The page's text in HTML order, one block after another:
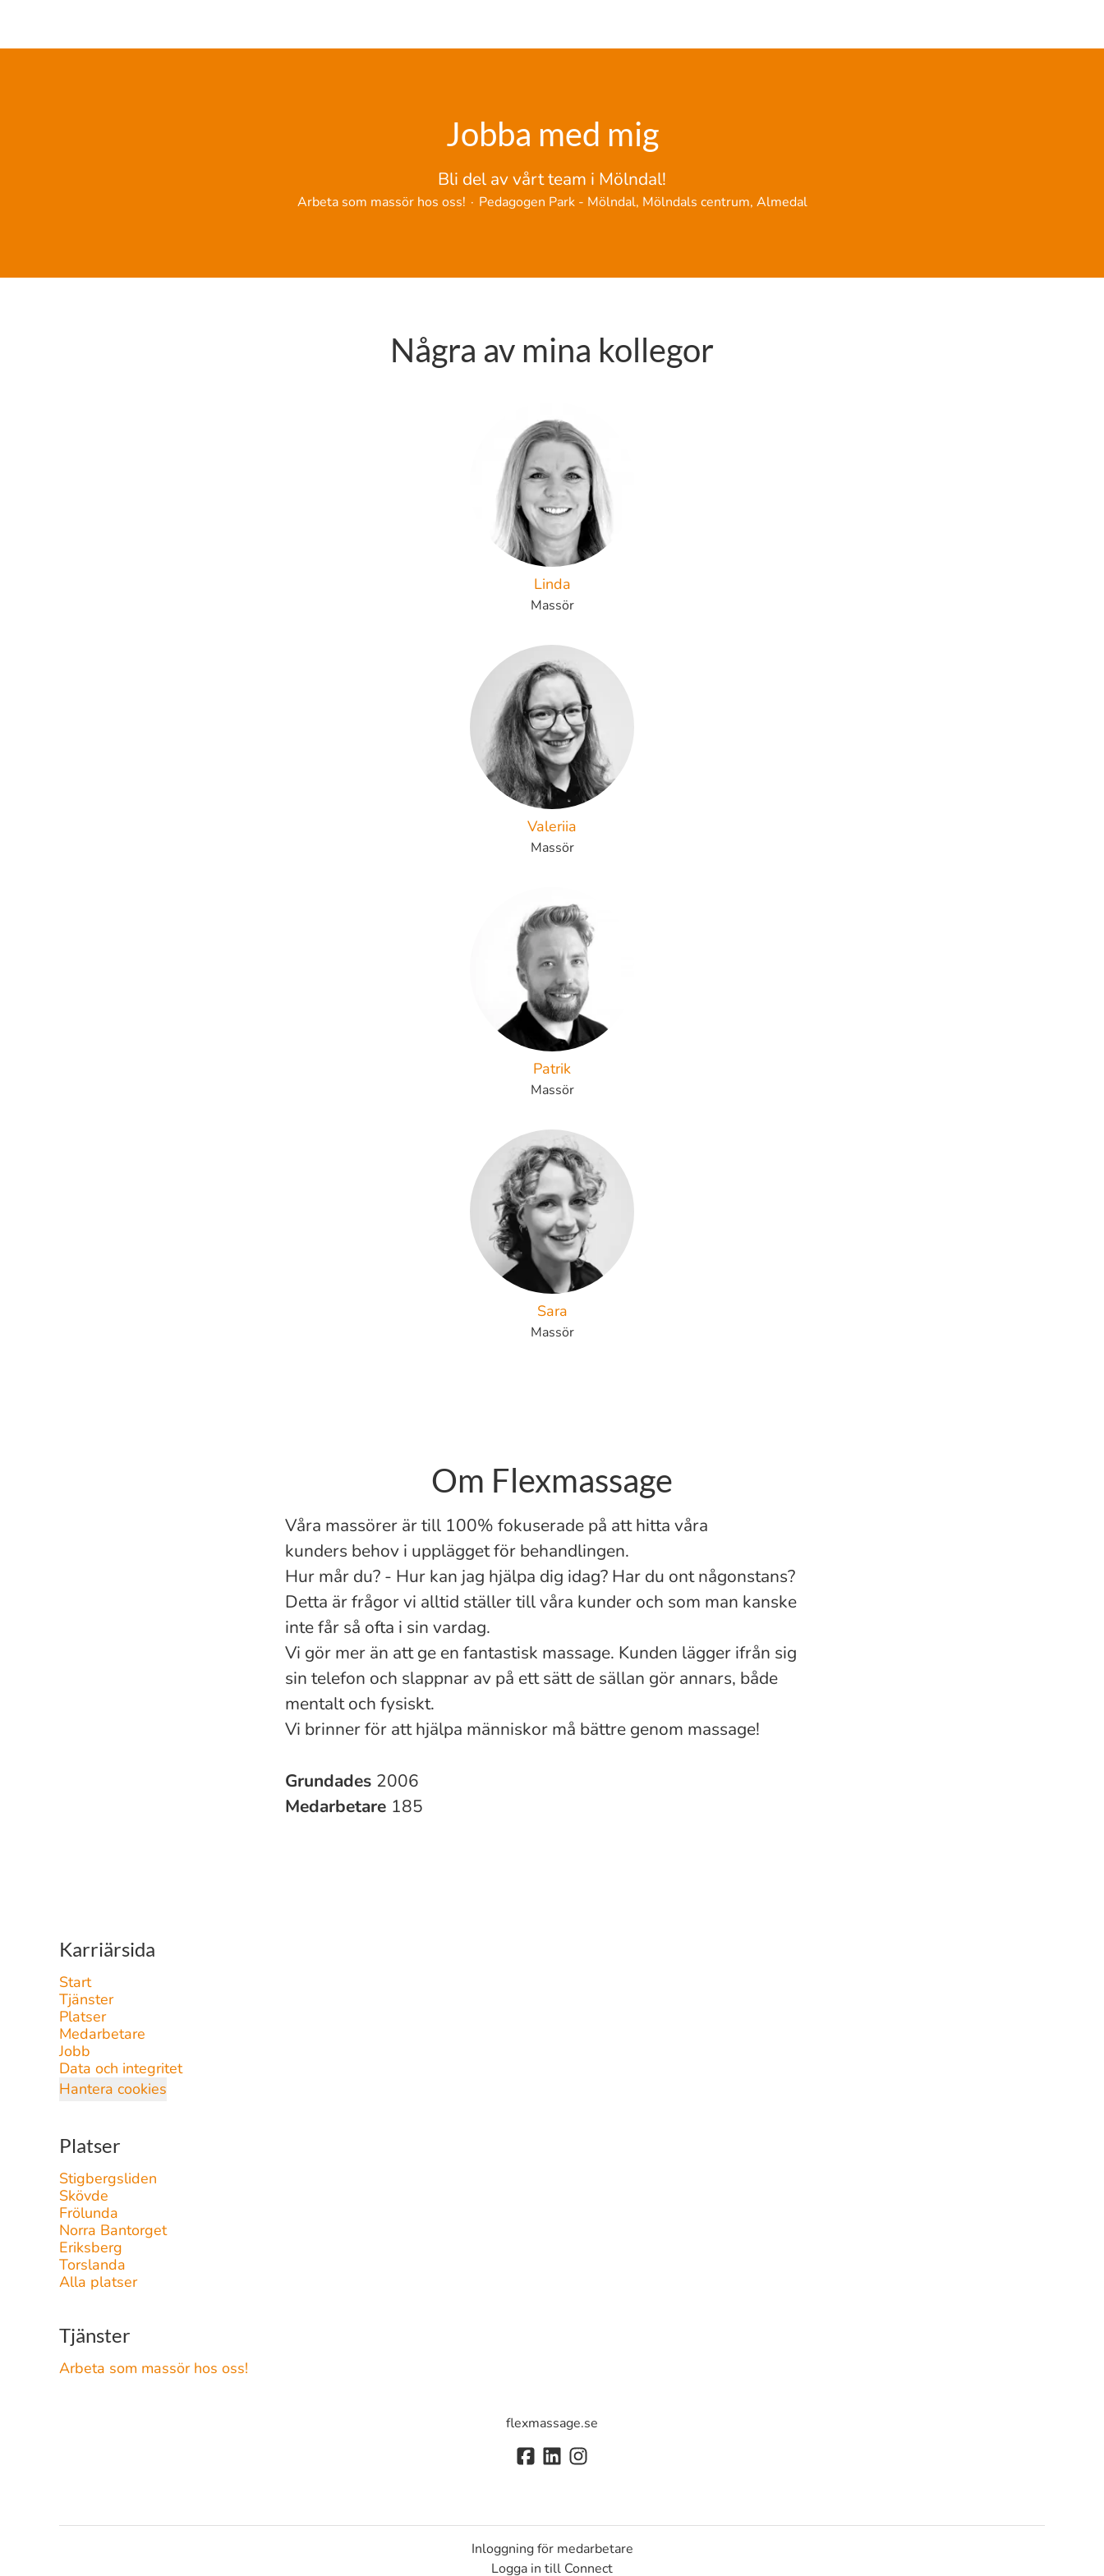
Jobba med mig
Bli del av vårt team i Mölndal!
Arbeta som massör hos oss! · Pedagogen Park - Mölndal, Mölndals centrum, Almedal
Några av mina kollegor
Linda
Massör
Valeriia
Massör
Patrik
Massör
Sara
Massör
Om Flexmassage
Våra massörer är till 100% fokuserade på att hitta våra
kunders behov i upplägget för behandlingen.
Hur mår du? - Hur kan jag hjälpa dig idag? Har du ont någonstans?
Detta är frågor vi alltid ställer till våra kunder och som man kanske
inte får så ofta i sin vardag.
Vi gör mer än att ge en fantastisk massage. Kunden lägger ifrån sig
sin telefon och slappnar av på ett sätt de sällan gör annars, både
mentalt och fysiskt.
Vi brinner för att hjälpa människor må bättre genom massage!
Grundades 2006
Medarbetare 185
Karriärsida
Start
Tjänster
Platser
Medarbetare
Jobb
Data och integritet
Hantera cookies
Platser
Stigbergsliden
Skövde
Frölunda
Norra Bantorget
Eriksberg
Torslanda
Alla platser
Tjänster
Arbeta som massör hos oss!
flexmassage.se
Inloggning för medarbetare
Logga in till Connect